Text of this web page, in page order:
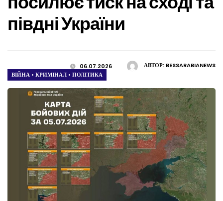
півдні України
АВТОР: BESSARABIANEWS
06.07.2026
ВІЙНА • КРИМІНАЛ • ПОЛІТИКА